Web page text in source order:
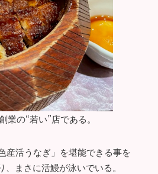
の“若い”店である。
産活うなぎ」を堪能できる事を
まさに活鰻が泳いでいる。